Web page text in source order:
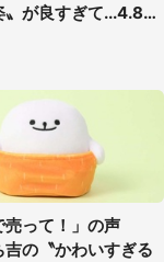
〟が良すぎて...4.8万
売って！」の声
の〝かわいすぎる